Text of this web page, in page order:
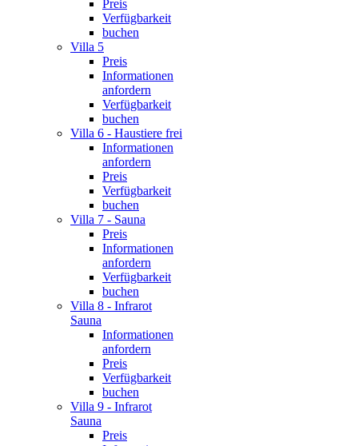
Preis
Verfügbarkeit
buchen
Villa 5
Preis
Informationen
anfordern
Verfügbarkeit
buchen
Villa 6 - Haustiere frei
Informationen
anfordern
Preis
Verfügbarkeit
buchen
Villa 7 - Sauna
Preis
Informationen
anfordern
Verfügbarkeit
buchen
Villa 8 - Infrarot
Sauna
Informationen
anfordern
Preis
Verfügbarkeit
buchen
Villa 9 - Infrarot
Sauna
Preis